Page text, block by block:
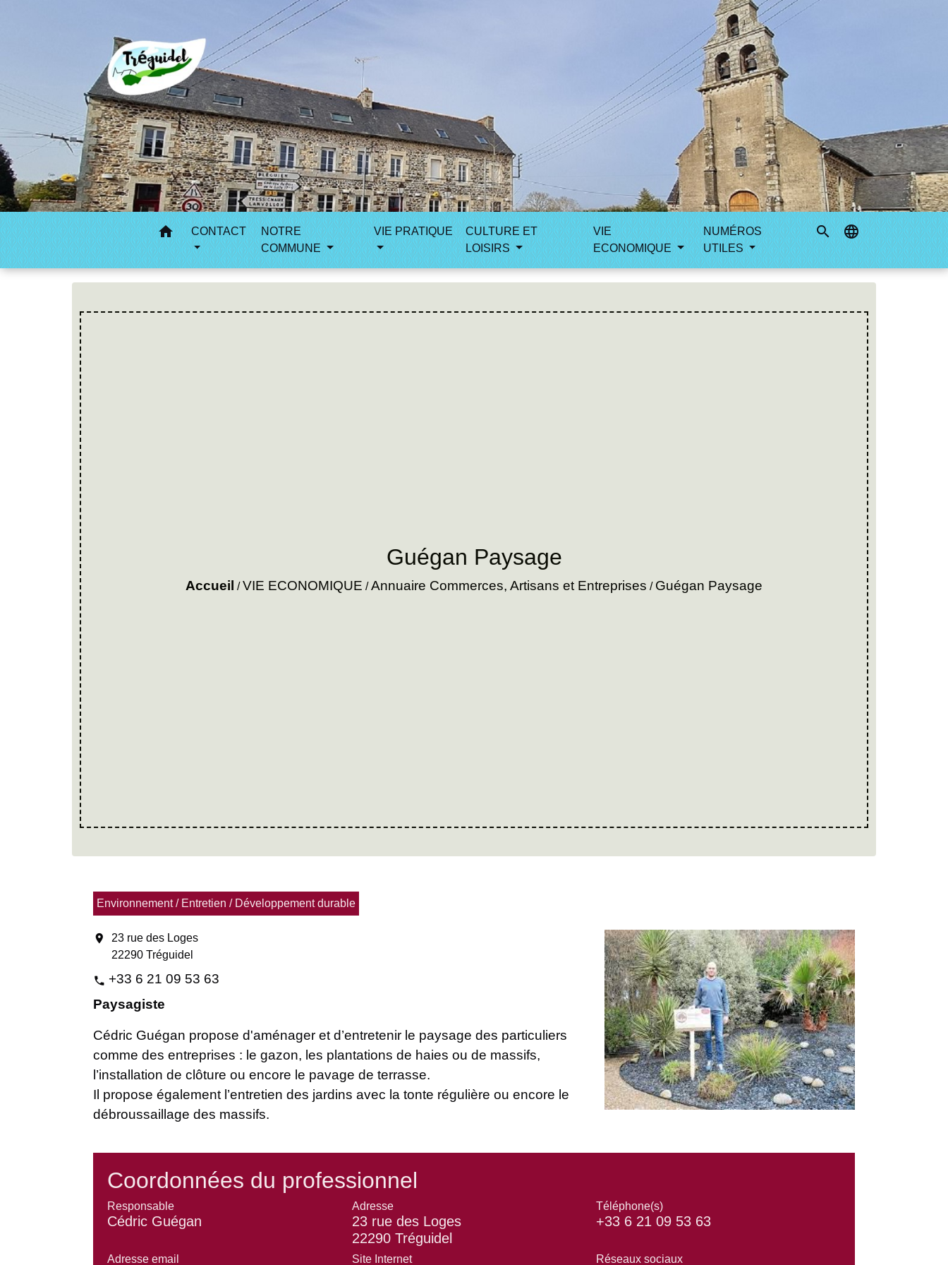
home CONTACT
NOTRE
COMMUNE
VIE PRATIQUE
CULTURE ET
LOISIRS
VIE
ECONOMIQUE
NUMÉROS
UTILES
search language
Guégan Paysage
Accueil /VIE ECONOMIQUE /Annuaire Commerces, Artisans et Entreprises / Guégan Paysage
Environnement / Entretien / Développement durable
location_on
23 rue des Loges
22290 Tréguidel
phone +33 6 21 09 53 63
Paysagiste
Cédric Guégan propose d'aménager et d’entretenir le paysage des particuliers
comme des entreprises : le gazon, les plantations de haies ou de massifs,
l’installation de clôture ou encore le pavage de terrasse.
Il propose également l’entretien des jardins avec la tonte régulière ou encore le
débroussaillage des massifs.
Coordonnées du professionnel
Responsable
Cédric Guégan
Adresse
23 rue des Loges
22290 Tréguidel
Téléphone(s)
+33 6 21 09 53 63
Adresse email Site Internet Réseaux sociaux